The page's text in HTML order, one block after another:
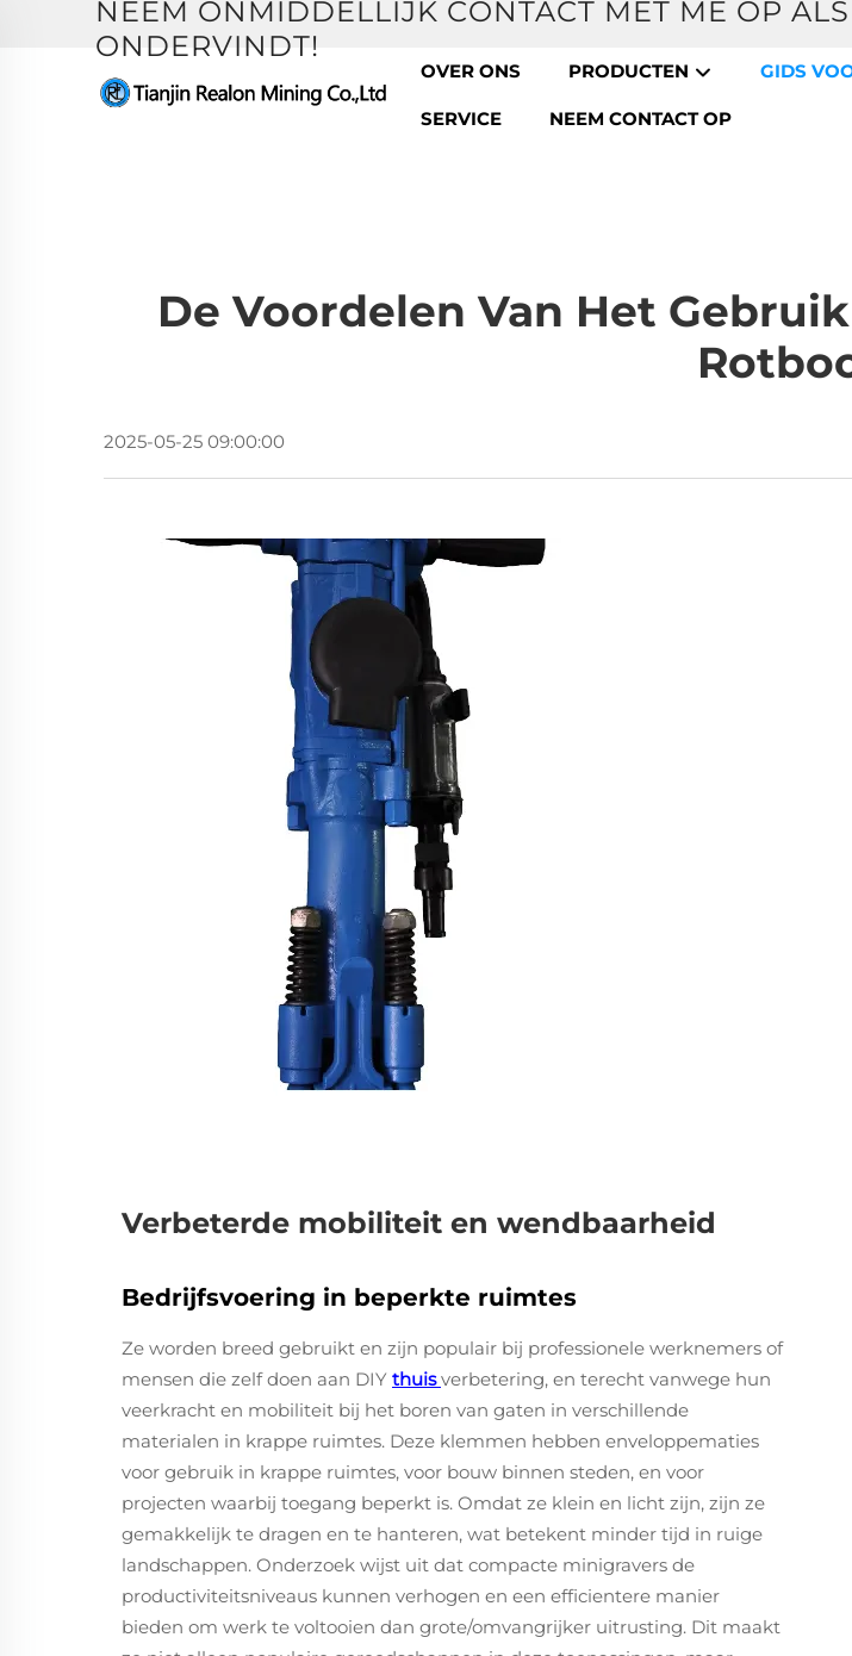
NEEM ONMIDDELLIJK CONTACT MET ME OP
ONDERVINDT!
OVER ONS
PRODUCTEN GIDS
SERVICE NEEM CONTACT OP
De Voordelen Van Het
2025-05-25 09:00:00
Verbeterde mobiliteit en wendbaarheid
Bedrijfsvoering in beperkte ruimtes
Ze worden breed gebruikt en zijn populair bij professionele werknemers of
mensen die zelf doen aan DIY thuisverbetering, en terecht vanwege hun
veerkracht en mobiliteit bij het boren van gaten in verschillende
materialen in krappe ruimtes. Deze klemmen hebben enveloppematies
voor gebruik in krappe ruimtes, voor bouw binnen steden, en voor
projecten waarbij toegang beperkt is. Omdat ze klein en licht zijn, zijn ze
gemakkelijk te dragen en te hanteren, wat betekent minder tijd in ruige
landschappen. Onderzoek wijst uit dat compacte minigravers de
productiviteitsniveaus kunnen verhogen en een efficientere manier
bieden om werk te voltooien dan grote/omvangrijker uitrusting. Dit maakt